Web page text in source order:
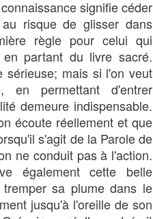
signifie céder
risque de glisser dans
règle pour celui qui
partant du livre sacré.
sérieuse; mais si l'on veut
en permettant d'entrer
demeure indispensable.
écoute réellement et que
s'agit de la Parole de
ne conduit pas à l'action.
également cette belle
sa plume dans le
jusqu'à l'oreille de son